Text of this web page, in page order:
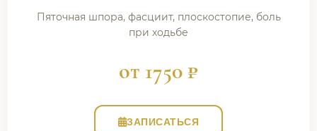
Пяточная шпора, фасциит, плоскостопие, боль
при ходьбе
от 1750 ₽
ЗАПИСАТЬСЯ